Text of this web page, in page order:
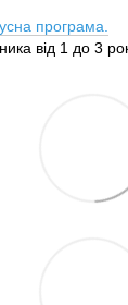
програма.
від 1 до 3